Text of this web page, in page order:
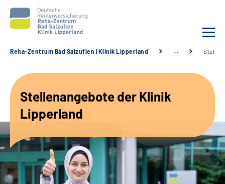
Unsere Angebote
Service
Karriere
Sozialdienste & Zuweisende
Reha-Zentrum Bad Salzuflen | Klinik Lipperland …
Stellenangebote der Klinik
Lipperland